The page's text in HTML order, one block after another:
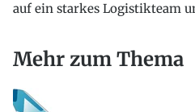
auf ein starkes Logistikteam
Mehr zum Thema